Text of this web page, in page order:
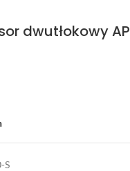
dwutłokowy
S